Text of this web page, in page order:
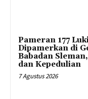
Pameran 177
Dipamerkan di
Babadan
dan Kepedulian
7 Agustus 2026